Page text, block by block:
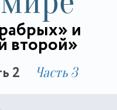
и
второй»
2 Часть 3